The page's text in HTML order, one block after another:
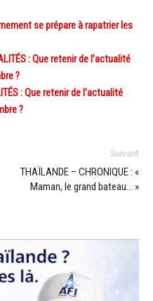
se prépare à rapatrier les
: Que retenir de l’actualité
?
: Que retenir de l’actualité
?
Suivant
THAÏLANDE – CHRONIQUE : «
Maman, le grand bateau… »